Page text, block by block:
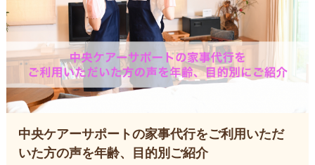
中央ケアーサポートの家事代行をご利用いただ
いた方の声を年齢、目的別ご紹介